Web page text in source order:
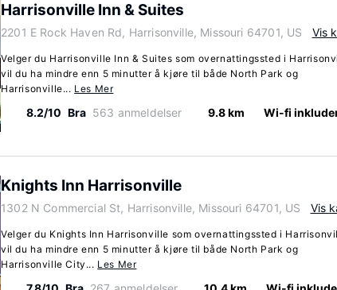
Harrisonville Inn & Suites
2201 E Rock Haven Rd, Harrisonville, Missouri 64701, US Vis
Velger du Harrisonville Inn & Suites som overnattingssted i
vil du ha mindre enn 5 minutter å kjøre til både North Park og
Harrisonville... Les Mer
8.2/10 Bra 563 anmeldelser 9.8 km Wi-fi
Knights Inn Harrisonville
1302 N Commercial St, Harrisonville, Missouri 64701, US Vis
Velger du Knights Inn Harrisonville som overnattingssted i
vil du ha mindre enn 5 minutter å kjøre til både North Park og
Harrisonville City... Les Mer